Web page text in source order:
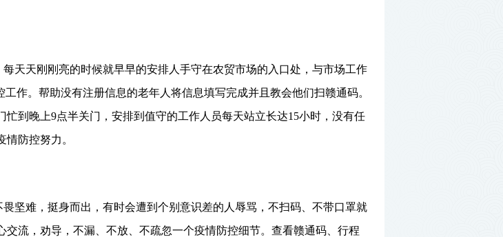
天天刚刚亮的时候就早早的安排人手守在农贸市场的入口处，与市场工作
作。帮助没有注册信息的老年人将信息填写完成并且教会他们扫赣通码。
到晚上9点半关门，安排到值守的工作人员每天站立长达15小时，没有任
防控努力。
坚难，挺身而出，有时会遭到个别意识差的人辱骂，不扫码、不带口罩就
流，劝导，不漏、不放、不疏忽一个疫情防控细节。查看赣通码、行程